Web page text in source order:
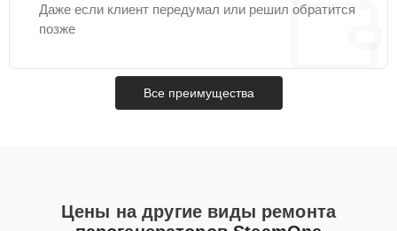
Даже если клиент передумал или решил обратится
позже
Все преимущества
Цены на другие виды ремонта